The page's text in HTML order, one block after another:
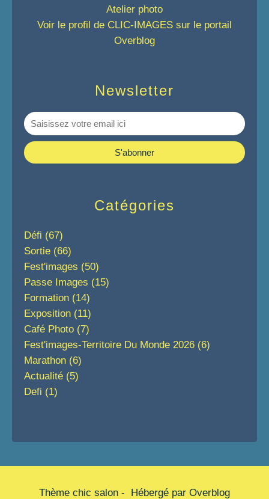
Newsletter
Catégories
Défi (67)
Sortie (66)
Fest'images (50)
Passe Images (15)
Formation (14)
Exposition (11)
Café Photo (7)
Fest'images-Territoire Du Monde 2026 (6)
Marathon (6)
Actualité (5)
Defi (1)
Atelier photo
Voir le profil de CLIC-IMAGES sur le portail
Overblog
Thème chic salon - Hébergé par Overblog